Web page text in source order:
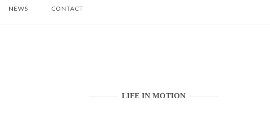
NEWS CONTACT
LIFE IN MOTION